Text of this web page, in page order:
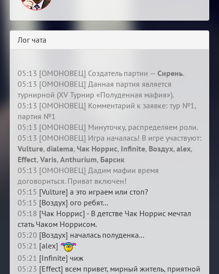
Лог чата
05:13 [ОМОНОВЕЦ] Создатель партии — Сирень.
05:13 [ОМОНОВЕЦ] Данная партия является
турнирной (XV Турнир «Полуденная мафия»).
05:13 [ОМОНОВЕЦ] Комментарий к заявке: тур №1,
партия №1
05:13 [ОМОНОВЕЦ] Минуточку, распределяем роли.
05:13 [ОМОНОВЕЦ] Игра началась! В игре участвуют:
Vulture, dialema, Чак Норрис, Infinite, Воздух, alex,
Effect, Varis, Anthurium, Барсик
05:13 [ОМОНОВЕЦ] Дадим мафии время
договориться. Приват включен!
05:15 [Vulture] а это играем или стоп?
05:15 [Воздух] ого ребят...
05:18 [Чак Норрис] - В детстве Чак Норрис мечтал
стать Чаком Норрисом.
05:20 [Воздух] началась полуденка...
05:21 [alex]
05:21 [Infinite] чиж
05:23 [Effect] всем привет, мирный житель, приятной